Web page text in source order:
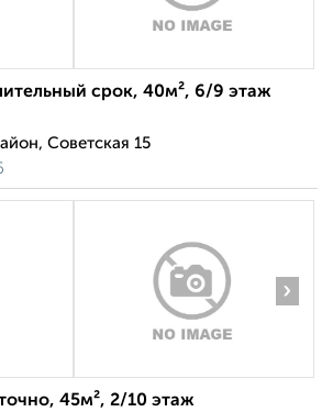
срок, 40м², 6/9 этаж
Советская 15
›
45м², 2/10 этаж